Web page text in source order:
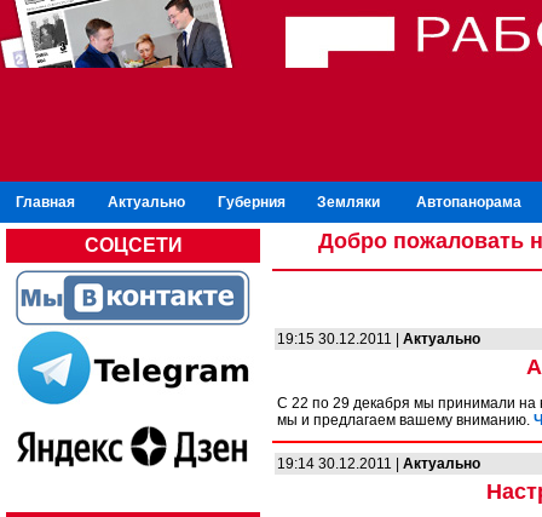
Главная Актуально Губерния Земляки Автопанорама
СОЦСЕТИ Добро пожаловать
19:15 30.12.2011 | Актуально
С 22 по 29 декабря мы принимали
мы и предлагаем вашему вниманию.
19:14 30.12.2011 | Актуально